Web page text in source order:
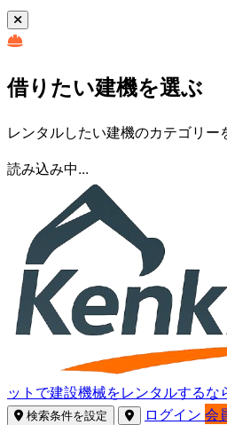
借りたい建機を選ぶ
レンタルしたい建機のカテゴリー
読み込み中...
ットで建設機械をレンタルするな
検索条件を設定 ログイン 会